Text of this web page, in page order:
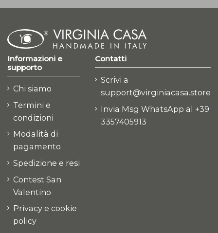
Informazioni e
supporto
Chi siamo
Termini e
condizioni
Modalità di
pagamento
Spedizione e resi
Contest San
Valentino
Privacy e cookie
policy
Contatti
Scrivi a
support@virginiacasa.store
Invia Msg WhatsApp al +39
3357405913